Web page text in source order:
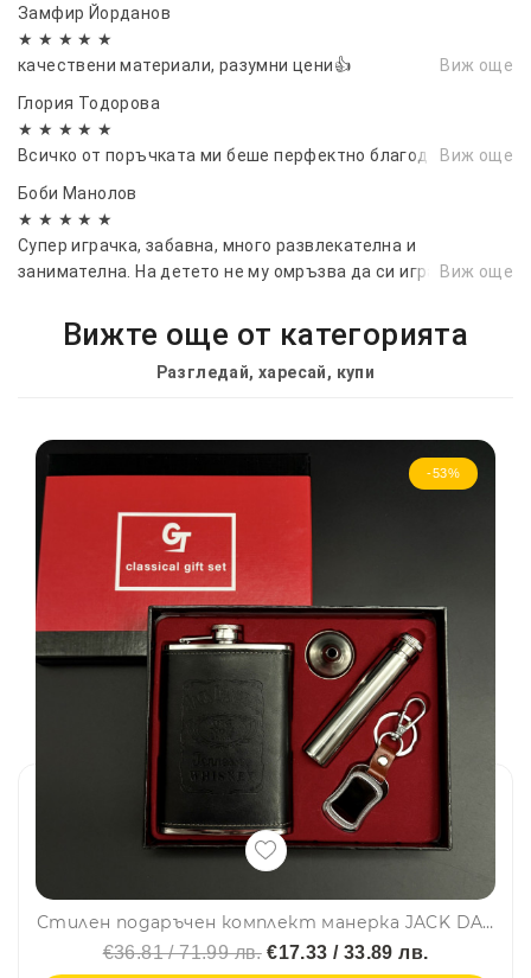
Замфир Йорданов
★ ★ ★ ★ ★
качествени материали, разумни цени👍
Виж още
Глория Тодорова
★ ★ ★ ★ ★
Всичко от поръчката ми беше перфектно благодаря ви.
Виж още
Боби Манолов
★ ★ ★ ★ ★
Супер играчка, забавна, много развлекателна и
занимателна. На детето не му омръзва да си играеВиж още
Вижте още от категорията
Разгледай, харесай, купи
-53%
Стилен подаръчен комплект манерка JACK DANIELS с фуния, шишенце и ключодържател Jack Daniels Old No.7 Brand– 2018-1
€36.81 / 71.99 лв.€17.33 / 33.89 лв.